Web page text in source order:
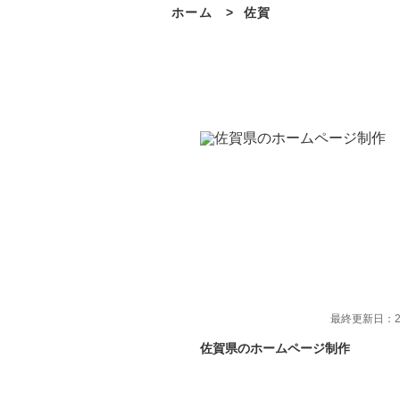
ホーム > 佐賀
最終更新日：
佐賀県のホームページ制作